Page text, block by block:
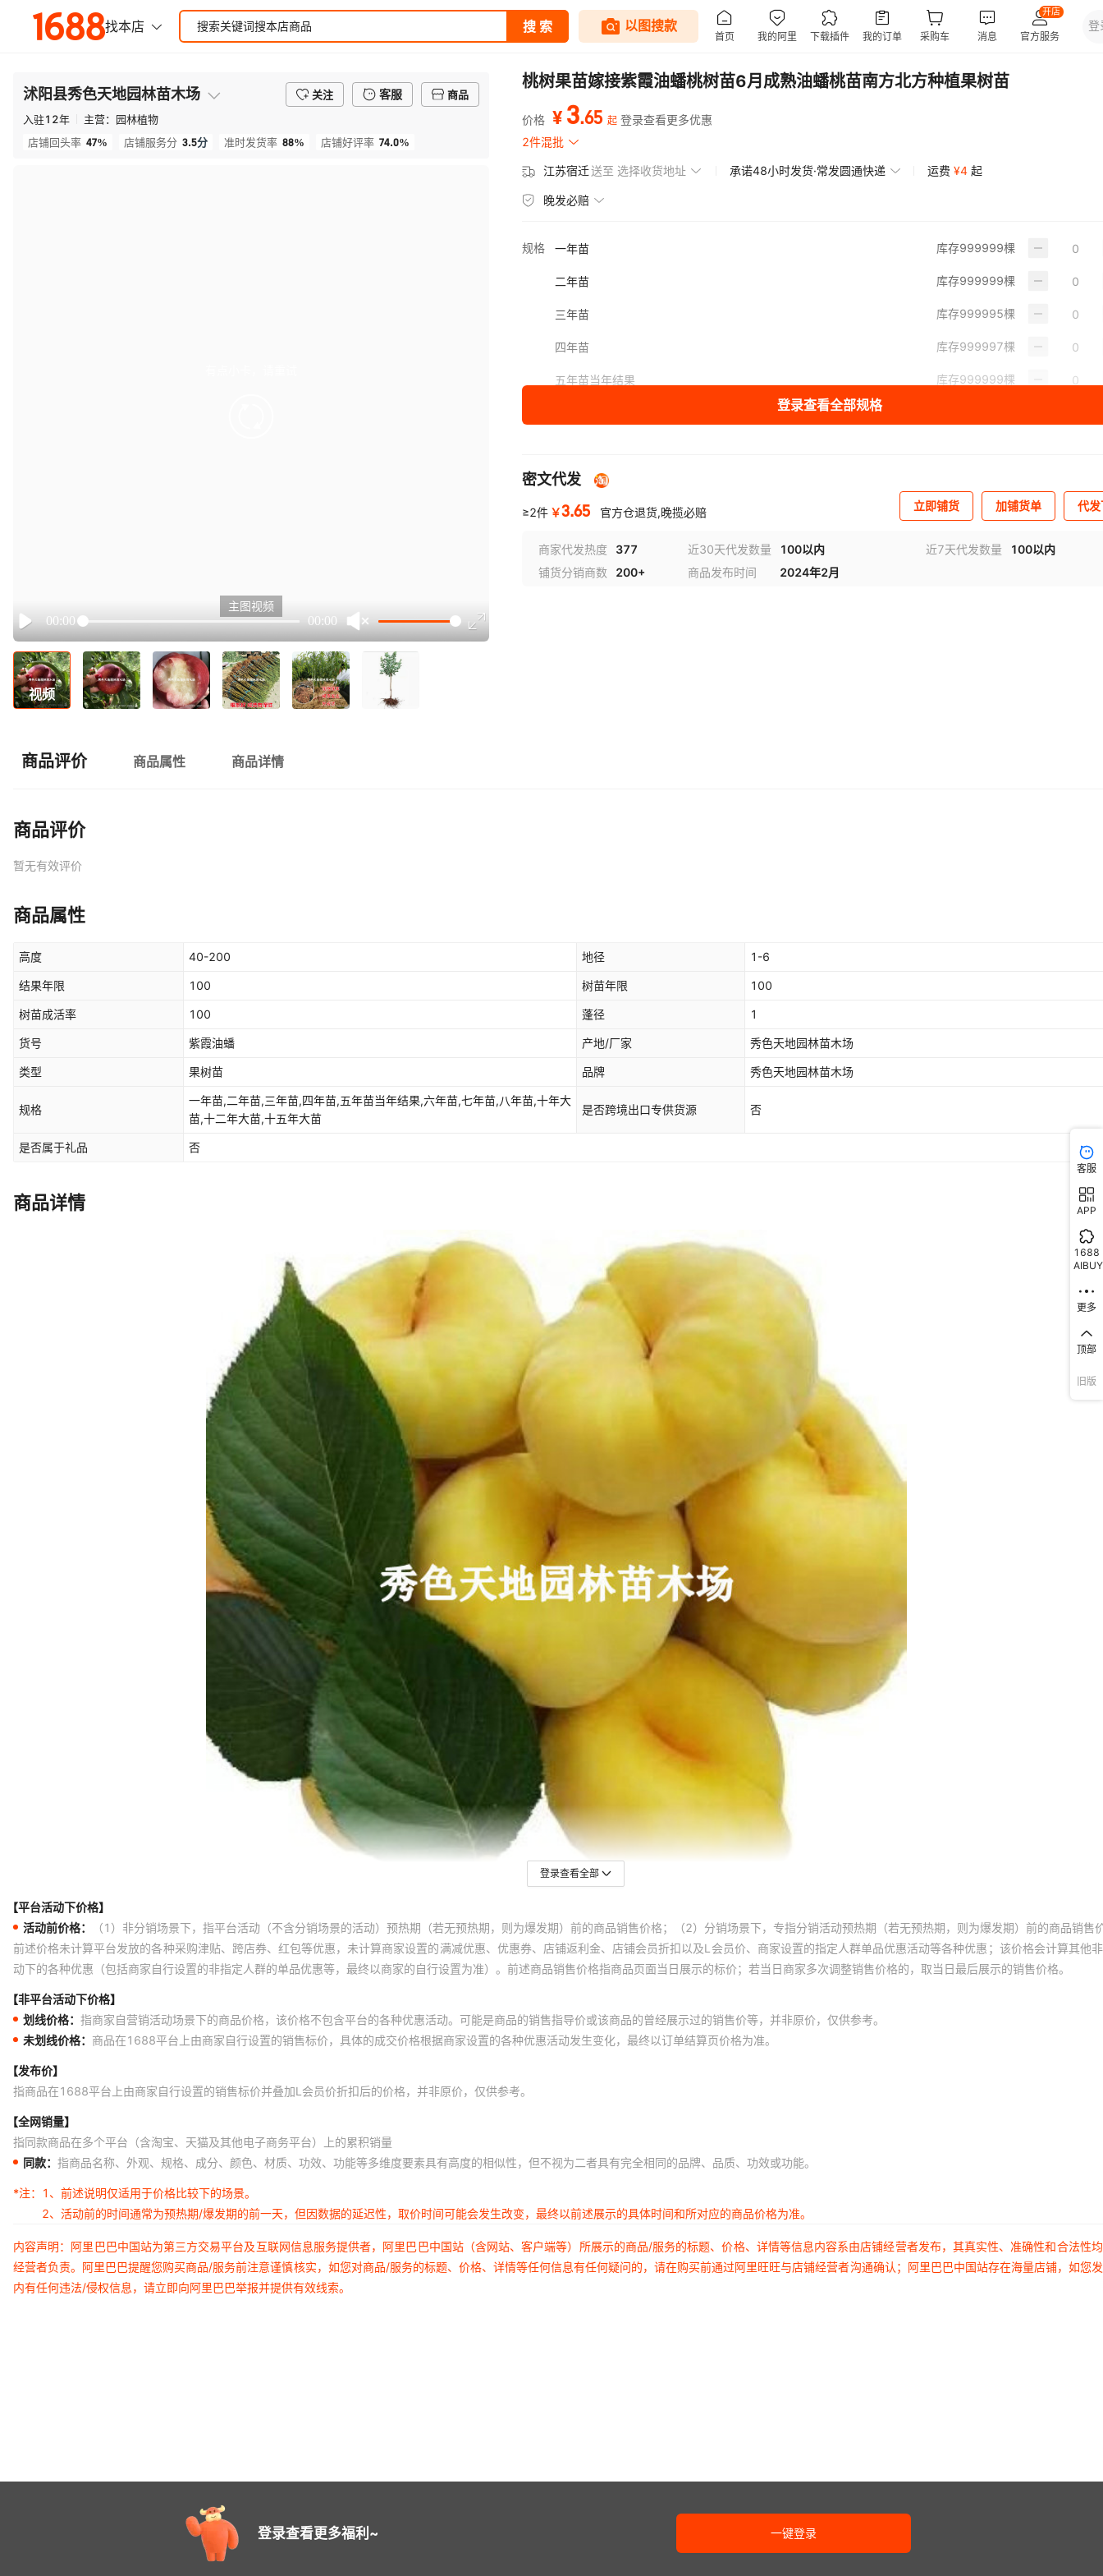
沭阳县秀色天地园林苗木场 关注 客服
商品
入驻12年 主营： 园林植物
店铺回头率 47% 店铺服务分 3.5分 准时发货率 88% 店铺好评率 74.0%
Play
00:00 00:00
主图视频
视频
桃树果苗嫁接紫霞油蟠桃树苗6月成熟油蟠桃苗南方北方种植果树苗
价格 ¥ 3.65 起 登录查看更多优惠
2件混批
江苏宿迁送至 选择收货地址 承诺48小时发货·常发圆通快递 运费 ¥4 起
晚发必赔
规格 一年苗 库存999999棵
二年苗 库存999999棵
三年苗 库存999995棵
四年苗 库存999997棵
五年苗当年结果 库存999999棵
八年苗
十年大苗 库存 999999棵
十二年大苗 库存999999 棵
十五年大苗
登录查看全部规格
密文代发
≥2件 ￥3.65 官方仓退货,晚揽必赔 立即铺货 加铺货单 代
商家代发热度 377 近30天代发数量 100以内 近7天代发数量
100以内
铺货分销商数
200+ 商品发布时间 2024年2月
商品评价 商品属性 商品详情
商品评价
暂无有效评价
商品属性
高度 40-200 地径 1-6
结果年限 100 树苗年限 100
树苗成活率 100 蓬径 1
货号 紫霞油蟠 产地/厂家 秀色天地园林苗木场
类型 果树苗 品牌 秀色天地园林苗木场
规格
一年苗,二年苗,三年苗,四年苗,五年苗当年结果,六年苗,七年苗,八年苗,十年大
苗,十二年大苗,十五年大苗
是否跨境出口专供货源 否
是否属于礼品 否
商品详情
登录查看全部
【平台活动下价格】
活动前价格：
（1）非分销场景下，指平台活动（不含分销场景的活动）预热期（若无预热期，则为爆发期）前的商品销售价格；（2）分销场景下，专指分销活动预热期（若无预热期，则为爆发期）前的商品销售
前述价格未计算平台发放的各种采购津贴、跨店券、红包等优惠，未计算商家设置的满减优惠、优惠券、店铺返利金、店铺会员折扣以及L会员价、商家设置的指定人群单品优惠活动等各种优惠；该价格会计算其他
动下的各种优惠（包括商家自行设置的非指定人群的单品优惠等，最终以商家的自行设置为准）。前述商品销售价格指商品页面当日展示的标价；若当日商家多次调整销售价格的，取当日最后展示的销售价格。
【非平台活动下价格】
划线价格： 指商家自营销活动场景下的商品价格，该价格不包含平台的各种优惠活动。可能是商品的销售指导价或该商品的曾经展示过的销售价等，并非原价，仅供参考。
未划线价格： 商品在1688平台上由商家自行设置的销售标价，具体的成交价格根据商家设置的各种优惠活动发生变化，最终以订单结算页价格为准。
【发布价】
指商品在1688平台上由商家自行设置的销售标价并叠加L会员价折扣后的价格，并非原价，仅供参考。
【全网销量】
指同款商品在多个平台（含淘宝、天猫及其他电子商务平台）上的累积销量
同款： 指商品名称、外观、规格、成分、颜色、材质、功效、功能等多维度要素具有高度的相似性，但不视为二者具有完全相同的品牌、品质、功效或功能。
*注：
1、前述说明仅适用于价格比较下的场景。
2、活动前的时间通常为预热期/爆发期的前一天，但因数据的延迟性，取价时间可能会发生改变，最终以前述展示的具体时间和所对应的商品价格为准。
内容声明：阿里巴巴中国站为第三方交易平台及互联网信息服务提供者，阿里巴巴中国站（含网站、客户端等）所展示的商品/服务的标题、价格、详情等信息内容系由店铺经营者发布，其真实性、准确性和合法性
经营者负责。阿里巴巴提醒您购买商品/服务前注意谨慎核实，如您对商品/服务的标题、价格、详情等任何信息有任何疑问的，请在购买前通过阿里旺旺与店铺经营者沟通确认；阿里巴巴中国站存在海量店铺，如您
内有任何违法/侵权信息，请立即向阿里巴巴举报并提供有效线索。
登录查看更多福利~ 一键登录
客服
APP
1688
AIBUY
更多
顶部
旧版